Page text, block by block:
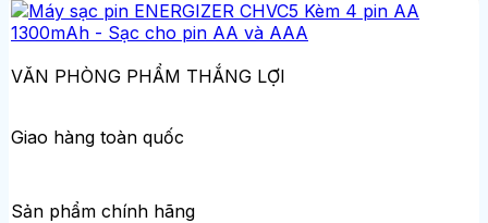
VĂN PHÒNG PHẨM THẮNG LỢI
Giao hàng toàn quốc
Sản phẩm chính hãng